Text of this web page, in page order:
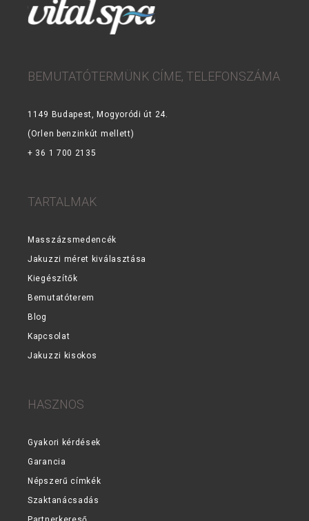
BEMUTATÓTERMÜNK CÍME, TELEFONSZÁMA
1149 Budapest, Mogyoródi út 24.
(Orlen benzinkút mellett)
+ 36 1 700 2135
TARTALMAK
Masszázsmedencék
Jakuzzi méret kiválasztása
Kiegészítők
Bemutatóterem
Blog
Kapcsolat
Jakuzzi kisokos
HASZNOS
Gyakori kérdések
Garancia
Népszerű címkék
Szaktanácsadás